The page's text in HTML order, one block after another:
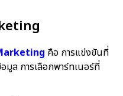
คือ การแข่งขันที่
มูล การเลือกพาร์ทเนอร์ที่